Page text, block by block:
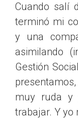
Cuando salí
terminó mi
y una
asimilando
Gestión
muy ruda y
trabajar. Y yo